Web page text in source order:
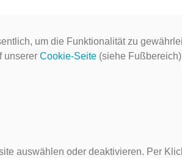
um die Funktionalität zu
unserer Cookie-Seite (siehe
auswählen oder deaktivieren. Per